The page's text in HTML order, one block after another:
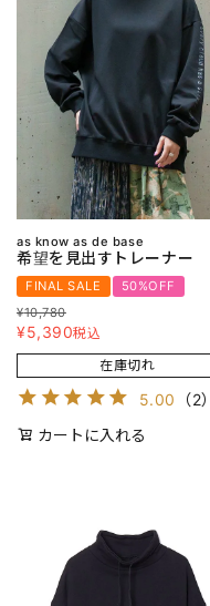
as know as de base
希望を見出すトレーナー
FINAL SALE
50%OFF
¥10,780
¥5,390税込
在庫切れ
5.00 （2）
カートに入れる